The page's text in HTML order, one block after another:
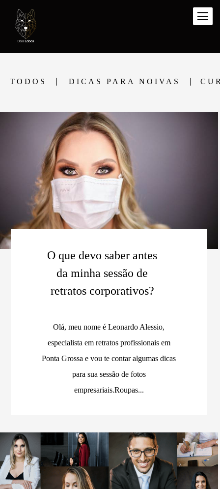
TODOS DICAS PARA NOIVAS
O que devo saber antes
da minha sessão de
retratos corporativos?
Olá, meu nome é Leonardo Alessio,
especialista em retratos profissionais em
Ponta Grossa e vou te contar algumas dicas
para sua sessão de fotos
empresariais.Roupas...